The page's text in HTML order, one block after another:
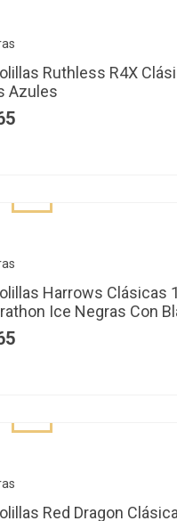
Ruthless R4X
Azules
precio
actual
es:
₡765.
Harrows Clásicas
Ice Negras Con
precio
actual
es:
₡765.
Red Dragon
precio